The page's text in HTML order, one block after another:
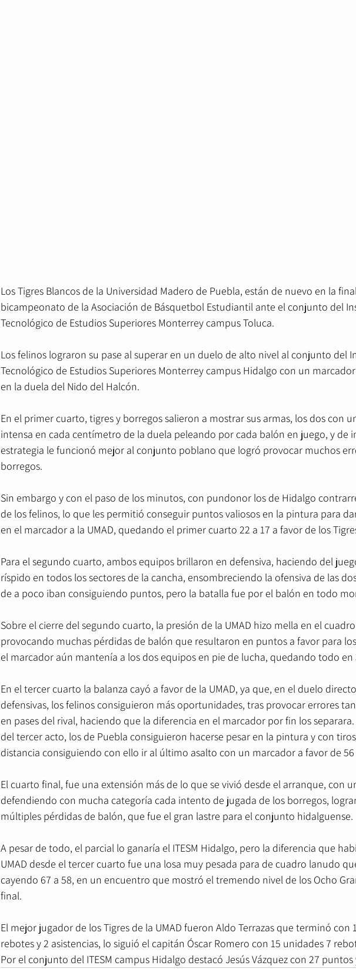
Los Tigres Blancos de la Universidad Madero de Puebla, están de nuevo en la
bicampeonato de la Asociación de Básquetbol Estudiantil ante el conjunto del
Tecnológico de Estudios Superiores Monterrey campus Toluca.
Los felinos lograron su pase al superar en un duelo de alto nivel al conjunto del
Tecnológico de Estudios Superiores Monterrey campus Hidalgo con un
en la duela del Nido del Halcón.
En el primer cuarto, tigres y borregos salieron a mostrar sus armas, los dos con
intensa en cada centímetro de la duela peleando por cada balón en juego, y de
estrategia le funcionó mejor al conjunto poblano que logró provocar muchos
borregos.
Sin embargo y con el paso de los minutos, con pundonor los de Hidalgo
de los felinos, lo que les permitió conseguir puntos valiosos en la pintura para
en el marcador a la UMAD, quedando el primer cuarto 22 a 17 a favor de los
Para el segundo cuarto, ambos equipos brillaron en defensiva, haciendo del
ríspido en todos los sectores de la cancha, ensombreciendo la ofensiva de las
de a poco iban consiguiendo puntos, pero la batalla fue por el balón en todo
Sobre el cierre del segundo cuarto, la presión de la UMAD hizo mella en el
provocando muchas pérdidas de balón que resultaron en puntos a favor para
el marcador aún mantenía a los dos equipos en pie de lucha, quedando todo en
En el tercer cuarto la balanza cayó a favor de la UMAD, ya que, en el duelo
defensivas, los felinos consiguieron más oportunidades, tras provocar errores
en pases del rival, haciendo que la diferencia en el marcador por fin los
del tercer acto, los de Puebla consiguieron hacerse pesar en la pintura y con
distancia consiguiendo con ello ir al último asalto con un marcador a favor de 56
El cuarto final, fue una extensión más de lo que se vivió desde el arranque, con
defendiendo con mucha categoría cada intento de jugada de los borregos,
múltiples pérdidas de balón, que fue el gran lastre para el conjunto hidalguense.
A pesar de todo, el parcial lo ganaría el ITESM Hidalgo, pero la diferencia que
UMAD desde el tercer cuarto fue una losa muy pesada para de cuadro lanudo
cayendo 67 a 58, en un encuentro que mostró el tremendo nivel de los Ocho
final.
El mejor jugador de los Tigres de la UMAD fueron Aldo Terrazas que terminó con
rebotes y 2 asistencias, lo siguió el capitán Óscar Romero con 15 unidades 7
Por el conjunto del ITESM campus Hidalgo destacó Jesús Vázquez con 27 puntos